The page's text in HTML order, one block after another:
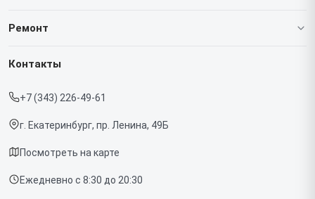
О нашем сервисе
Срочный ремонт
Доставка и способы оплаты
Диагностика
Контакты
Ремонт
Ноутбуков
Контакты
+7 (343) 226-49-61
г. Екатеринбург, пр. Ленина, 49Б
Посмотреть на карте
Ежедневно с 8:30 до 20:30